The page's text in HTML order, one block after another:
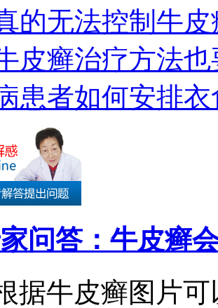
的无法控制牛
皮癣治疗方法也
患者如何安排
问答：牛皮癣
据牛皮癣图片